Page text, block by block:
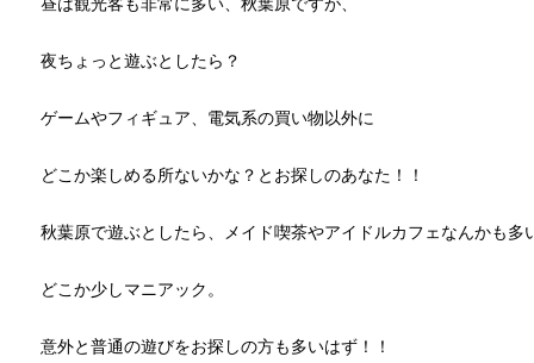
昼は観光客も非常に多い、秋葉原ですが、
夜ちょっと遊ぶとしたら？
ゲームやフィギュア、電気系の買い物以外に
どこか楽しめる所ないかな？とお探しのあなた！！
秋葉原で遊ぶとしたら、メイド喫茶やアイドルカフェなんかも多
どこか少しマニアック。
意外と普通の遊びをお探しの方も多いはず！！